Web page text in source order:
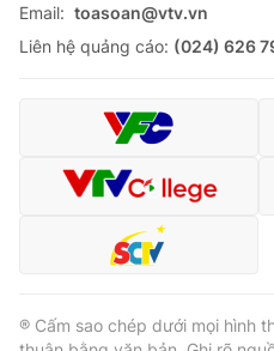
Email: toasoan@vtv.vn
Liên hệ quảng cáo: (024) 626
® Cấm sao chép dưới mọi hình